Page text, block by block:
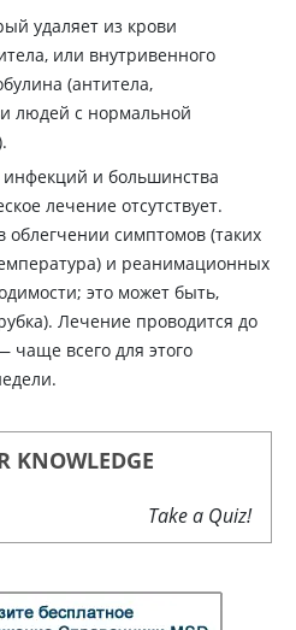
удаляет из крови
или внутривенного
(антитела,
людей с нормальной
инфекций и большинства
лечение отсутствует.
симптомов (таких
и реанимационных
это может быть,
Лечение проводится до
всего для этого
KNOWLEDGE
Take a Quiz!